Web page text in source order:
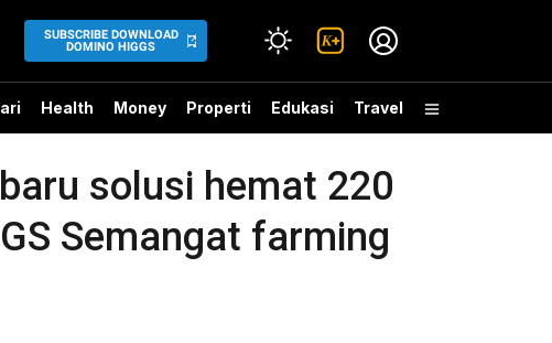
SUBSCRIBE DOWNLOAD
DOMINO HIGGS
Health Money Properti Edukasi Travel
solusi hemat 220
Semangat farming